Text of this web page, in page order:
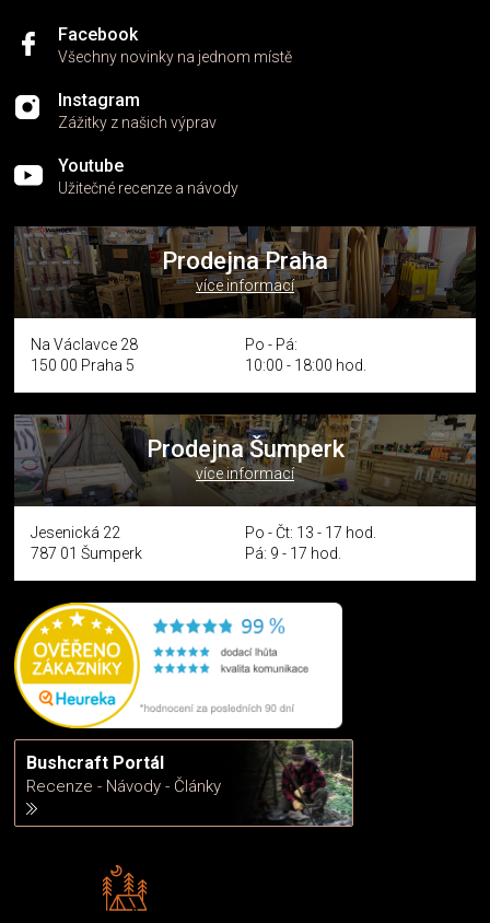
Facebook
Všechny novinky na jednom místě
Instagram
Zážitky z našich výprav
Youtube
Užitečné recenze a návody
Prodejna Praha
více informací
Na Václavce 28
150 00 Praha 5
Po - Pá:
10:00 - 18:00 hod.
Prodejna Šumperk
více informací
Jesenická 22
787 01 Šumperk
Po - Čt: 13 - 17 hod.
Pá: 9 - 17 hod.
Bushcraft Portál
Recenze - Návody - Články